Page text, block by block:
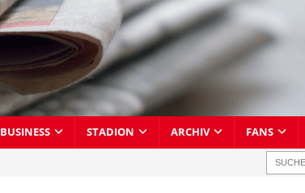
BUSINESS STADION ARCHIV FANS